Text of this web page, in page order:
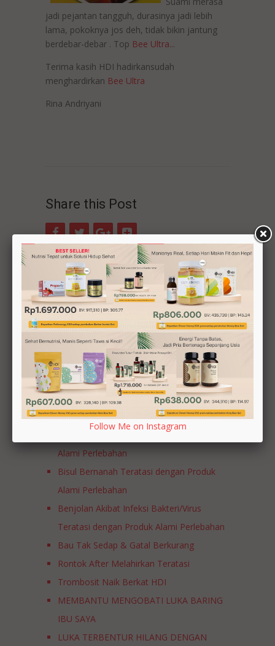
jadi pejantan tangguh, durasinya jadi lebih
lama, pokoknya jos deh, tidak bikin jantung
berdebar-debar . Top Bee Ultra...
Terima kasih HDI hadirkansudah
menghardirkan Bee Ultra
Rina Andriyani
Share this Post
Testimonial
Produk Perlebahan Membantu
Meningkatkan Imun Anak
Luka Diabetes Membaik Berkat Rutin
Konsumsi Produk HDI
Lembut dan Tidak Kering Untuk Area Intim
Bisul Bernanah Teratasi dengan Produk
Alami Perlebahan
Bisul Bernanah Teratasi dengan Produk
Alami Perlebahan
Benjolan Akibat Infeksi Bakteri/Virus
Teratasi dengan Produk Alami Perlebahan
Bau Tak Sedap & Gatal Berkurang
Rontok After Melahirkan Teratasi
Trombosit Naik Berkat HDI
MEMBANTU MENGOBATI LUKA BARING
IBU SAYA
LUKA TERBENTUR HILANG DENGAN
Follow Me on Instagram